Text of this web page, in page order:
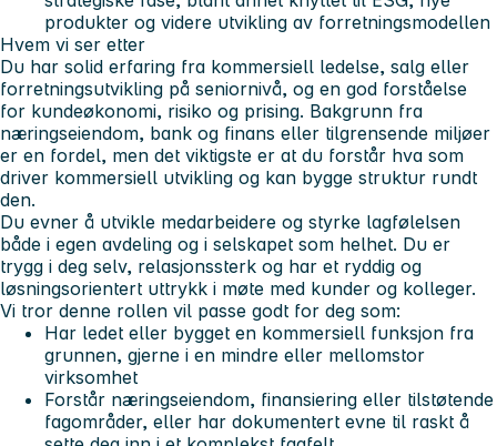
produkter og videre utvikling av forretningsmodellen
Hvem vi ser etter
Du har solid erfaring fra kommersiell ledelse, salg eller
forretningsutvikling på seniornivå, og en god forståelse
for kundeøkonomi, risiko og prising. Bakgrunn fra
næringseiendom, bank og finans eller tilgrensende miljøer
er en fordel, men det viktigste er at du forstår hva som
driver kommersiell utvikling og kan bygge struktur rundt
den.
Du evner å utvikle medarbeidere og styrke lagfølelsen
både i egen avdeling og i selskapet som helhet. Du er
trygg i deg selv, relasjonssterk og har et ryddig og
løsningsorientert uttrykk i møte med kunder og kolleger.
Vi tror denne rollen vil passe godt for deg som:
Har ledet eller bygget en kommersiell funksjon fra
grunnen, gjerne i en mindre eller mellomstor
virksomhet
Forstår næringseiendom, finansiering eller tilstøtende
fagområder, eller har dokumentert evne til raskt å